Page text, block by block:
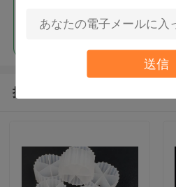
送信
続行
推薦されたプロダクト